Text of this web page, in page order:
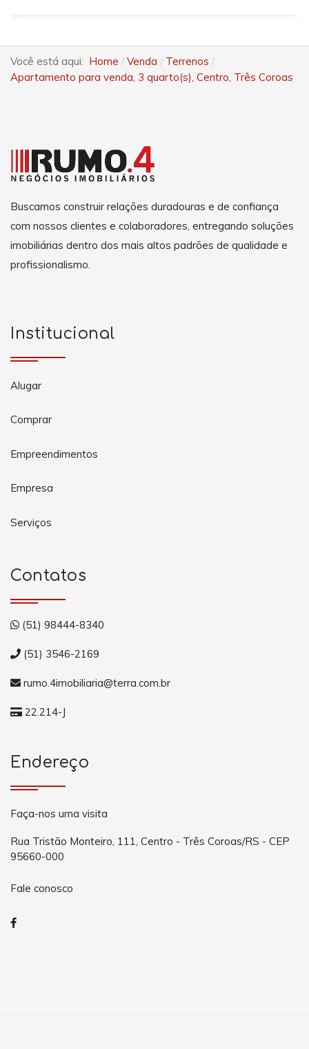
Você está aqui: Home Venda
Terrenos
Apartamento para venda, 3 quarto(s), Centro, Três Coroas
Buscamos construir relações duradouras e de confiança
com nossos clientes e colaboradores, entregando soluções
imobiliárias dentro dos mais altos padrões de qualidade e
profissionalismo.
Institucional
Alugar
Comprar
Empreendimentos
Empresa
Serviços
Contatos
(51) 98444-8340
(51) 3546-2169
rumo.4imobiliaria@terra.com.br
22.214-J
Endereço
Faça-nos uma visita
Rua Tristão Monteiro, 111, Centro - Três Coroas/RS - CEP
95660-000
Fale conosco